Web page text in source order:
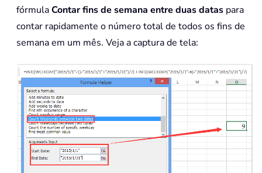
fórmulaContar fins de semana entre duas datas para
contar rapidamente o número total de todos os fins de
semana em um mês. Veja a captura de tela: